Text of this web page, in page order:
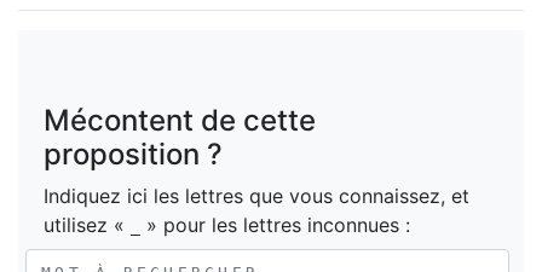
Mécontent de cette
proposition ?
Indiquez ici les lettres que vous connaissez, et
utilisez «
» pour les lettres inconnues :